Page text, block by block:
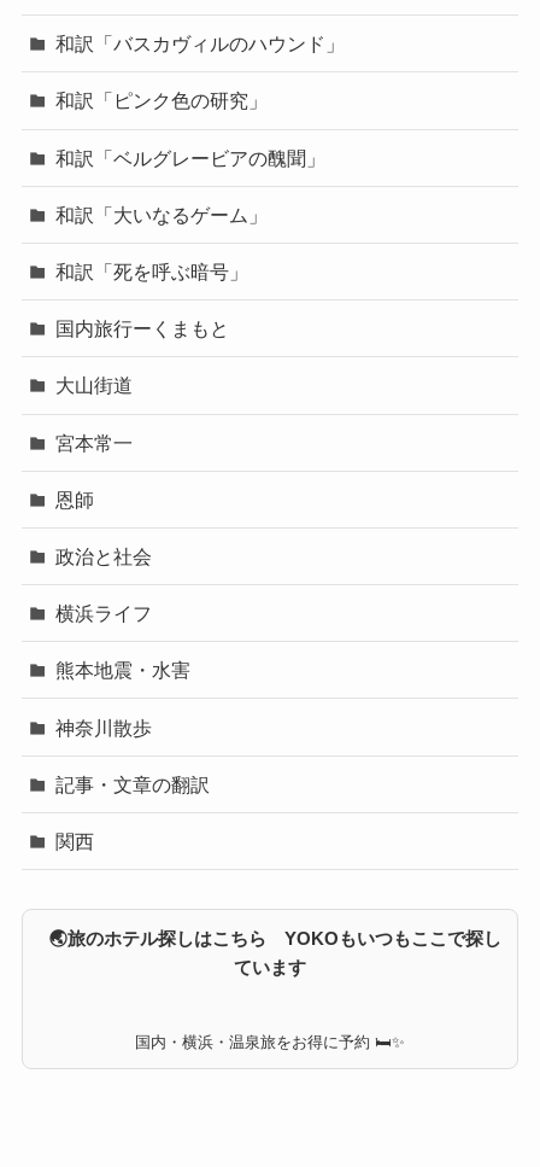
和訳「バスカヴィルのハウンド」
和訳「ピンク色の研究」
和訳「ベルグレービアの醜聞」
和訳「大いなるゲーム」
和訳「死を呼ぶ暗号」
国内旅行ーくまもと
大山街道
宮本常一
恩師
政治と社会
横浜ライフ
熊本地震・水害
神奈川散歩
記事・文章の翻訳
関西
🌏旅のホテル探しはこちら YOKOもいつもここで探し
ています